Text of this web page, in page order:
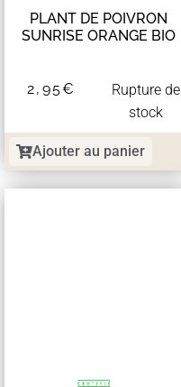
PLANT DE POIVRON
SUNRISE ORANGE BIO
2,95€
Rupture de
stock
Ajouter au panier